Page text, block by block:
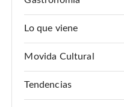
Lo que viene
Movida Cultural
Tendencias